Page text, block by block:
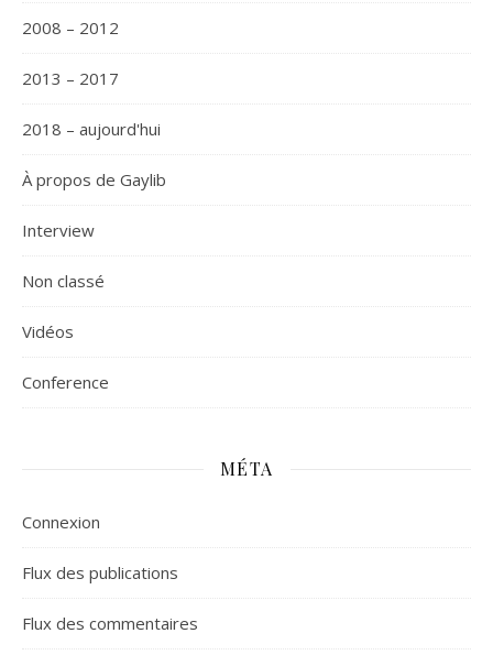
2008 – 2012
2013 – 2017
2018 – aujourd'hui
À propos de Gaylib
Interview
Non classé
Vidéos
Сonference
MÉTA
Connexion
Flux des publications
Flux des commentaires